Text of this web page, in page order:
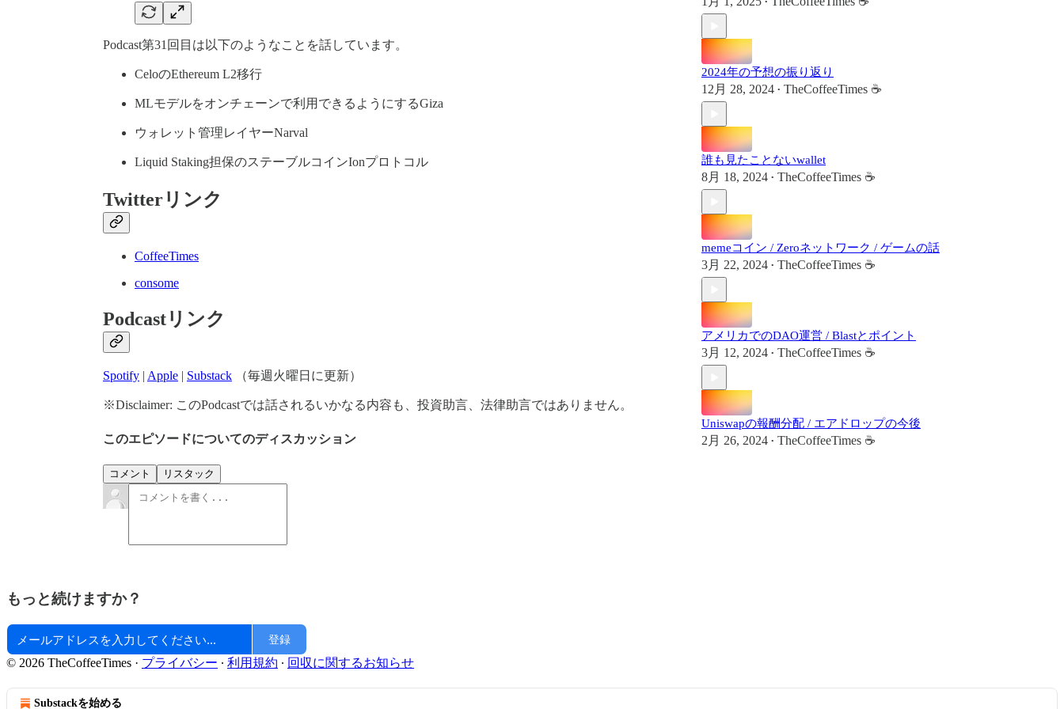
Podcast第31回目は以下のようなことを話しています。
CeloのEthereum L2移行
MLモデルをオンチェーンで利用できるようにするGiza
ウォレット管理レイヤーNarval
Liquid Staking担保のステーブルコインIonプロトコル
Twitterリンク
CoffeeTimes
consome
Podcastリンク
Spotify | Apple | Substack （毎週火曜日に更新）
※Disclaimer: このPodcastでは話されるいかなる内容も、投資助言、法律助言ではありません。
このエピソードについてのディスカッション
コメント リスタック
•
2024年の予想の振り返り
12月 28, 2024 • TheCoffeeTimes ☕
誰も見たことないwallet
8月 18, 2024 • TheCoffeeTimes ☕
memeコイン / Zeroネットワーク / ゲームの話
3月 22, 2024 • TheCoffeeTimes ☕
アメリカでのDAO運営 / Blastとポイント
3月 12, 2024 • TheCoffeeTimes ☕
Uniswapの報酬分配 / エアドロップの今後
2月 26, 2024 • TheCoffeeTimes ☕
もっと続けますか？
登録
© 2026 TheCoffeeTimes · プライバシー ∙ 利用規約 ∙ 回収に関するお知らせ
Substackを始める